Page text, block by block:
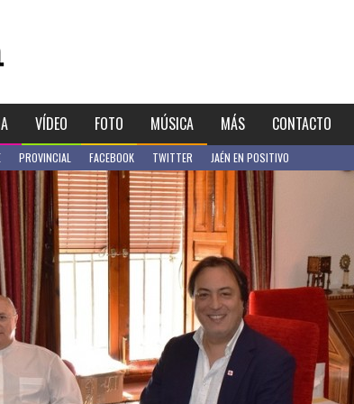
VÍDEO FOTO MÚSICA MÁS CONTACTO
PROVINCIAL FACEBOOK TWITTER JAÉN EN POSITIVO